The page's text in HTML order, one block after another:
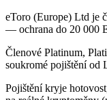
eToro (Europe) Ltd je
— ochrana do 20 000
Členové Platinum,
soukromé pojištění od
Pojištění kryje